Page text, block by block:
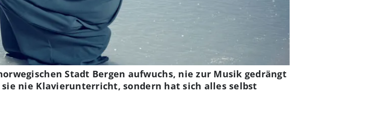
Stadt Bergen aufwuchs, nie zur Musik gedrängt
sie nie Klavierunterricht, sondern hat sich alles selbst